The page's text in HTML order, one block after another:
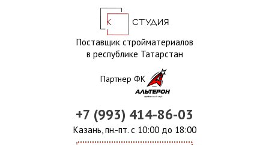
Поставщик стройматериалов
в республике Татарстан
+7 (993) 414-86-03
Казань, пн.-пт. с 10:00 до 18:00
Партнер ФК